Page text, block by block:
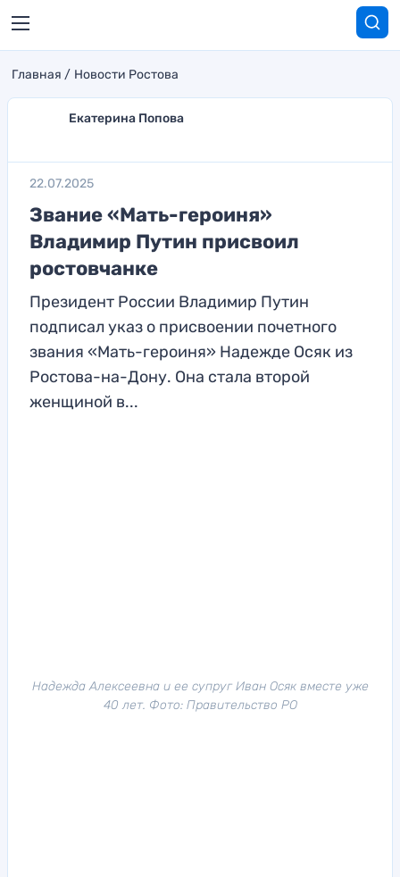
Главная Новости Ростова
Екатерина Попова
22.07.2025
Звание «Мать-героиня»
Владимир Путин присвоил
ростовчанке
Президент России Владимир Путин
подписал указ о присвоении почетного
звания «Мать-героиня» Надежде Осяк из
Ростова-на-Дону. Она стала второй
женщиной в...
Надежда Алексеевна и ее супруг Иван Осяк вместе уже
40 лет. Фото: Правительство РО